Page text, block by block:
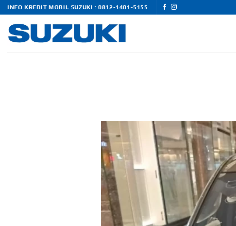
Skip
to
content
INFO KREDIT MOBIL SUZUKI : 0812-1401-5155